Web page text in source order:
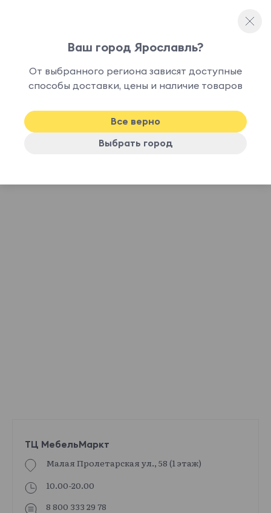
Интернет-магазин мебели
Адреса магазинов OGOGOHOME
Ярославль
ТЦ МебельМаркт
Малая Пролетарская ул., 58 (1 этаж)
10.00-20.00
8 800 333 29 78
Ваш город Ярославль?
От выбранного региона зависят доступные
способы доставки, цены и наличие товаров
Все верно
Выбрать город